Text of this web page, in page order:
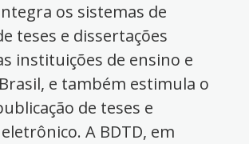
os sistemas de
teses e dissertações
instituições de ensino e
e também estimula o
de teses e
A BDTD, em